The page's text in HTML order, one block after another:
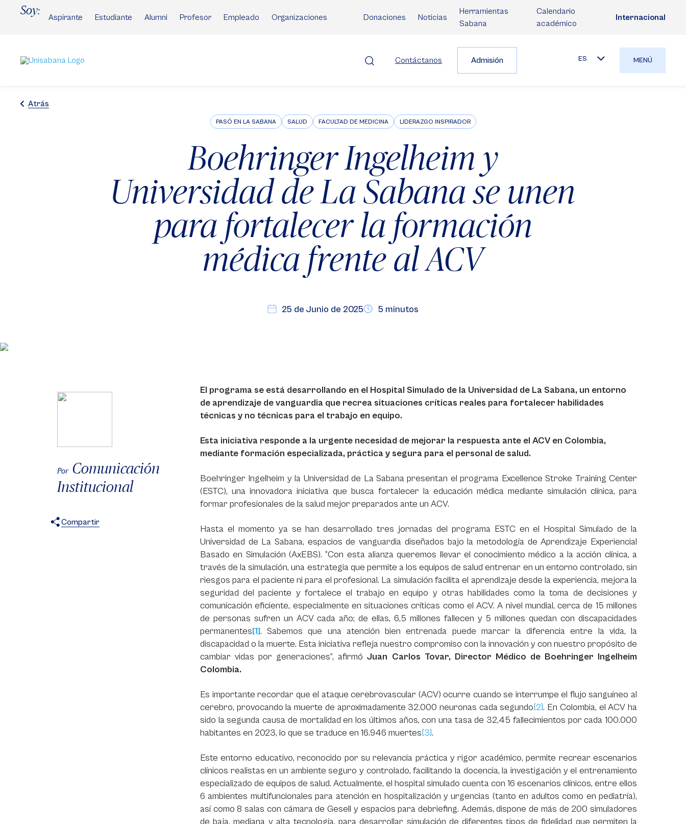
Soy:
Aspirante Estudiante Alumni Profesor Empleado Organizaciones Donaciones Noticias
Herramientas
Sabana
Calendario
académico
Internacional
Contáctanos Admisión ES MENÚ
Atrás
PASÓ EN LA SABANA SALUD FACULTAD DE MEDICINA LIDERAZGO INSPIRADOR
Boehringer Ingelheim y
Universidad de La Sabana se unen
para fortalecer la formación
médica frente al ACV
25 de Junio de 2025 5 minutos
Por Comunicación
Institucional
Compartir
El programa se está desarrollando en el Hospital Simulado de la Universidad de La Sabana, un entorno
de aprendizaje de vanguardia que recrea situaciones críticas reales para fortalecer habilidades
técnicas y no técnicas para el trabajo en equipo.
Esta iniciativa responde a la urgente necesidad de mejorar la respuesta ante el ACV en Colombia,
mediante formación especializada, práctica y segura para el personal de salud.
Boehringer Ingelheim y la Universidad de La Sabana presentan el programa Excellence Stroke Training Center
(ESTC), una innovadora iniciativa que busca fortalecer la educación médica mediante simulación clínica, para
formar profesionales de la salud mejor preparados ante un ACV.
Hasta el momento ya se han desarrollado tres jornadas del programa ESTC en el Hospital Simulado de la
Universidad de La Sabana, espacios de vanguardia diseñados bajo la metodología de Aprendizaje Experiencial
Basado en Simulación (AxEBS). “Con esta alianza queremos llevar el conocimiento médico a la acción clínica, a
través de la simulación, una estrategia que permite a los equipos de salud entrenar en un entorno controlado, sin
riesgos para el paciente ni para el profesional. La simulación facilita el aprendizaje desde la experiencia, mejora la
seguridad del paciente y fortalece el trabajo en equipo y otras habilidades como la toma de decisiones y
comunicación eficiente, especialmente en situaciones críticas como el ACV. A nivel mundial, cerca de 15 millones
de personas sufren un ACV cada año; de ellas, 6,5 millones fallecen y 5 millones quedan con discapacidades
permanentes[1]. Sabemos que una atención bien entrenada puede marcar la diferencia entre la vida, la
discapacidad o la muerte. Esta iniciativa refleja nuestro compromiso con la innovación y con nuestro propósito de
cambiar vidas por generaciones”, afirmóJuan Carlos Tovar, Director Médico de Boehringer Ingelheim
Colombia.
Es importante recordar que el ataque cerebrovascular (ACV) ocurre cuando se interrumpe el flujo sanguíneo al
cerebro, provocando la muerte de aproximadamente 32.000 neuronas cada segundo[2]. En Colombia, el ACV ha
sido la segunda causa de mortalidad en los últimos años, con una tasa de 32,45 fallecimientos por cada 100.000
habitantes en 2023, lo que se traduce en 16.946 muertes[3].
Este entorno educativo, reconocido por su relevancia práctica y rigor académico, permite recrear escenarios
clínicos realistas en un ambiente seguro y controlado, facilitando la docencia, la investigación y el entrenamiento
especializado de equipos de salud. Actualmente, el hospital simulado cuenta con 16 escenarios clínicos, entre ellos
6 ambientes multifuncionales para atención en hospitalización y urgencias (tanto en adultos como en pediatría),
así como 8 salas con cámara de Gesell y espacios para debriefing. Además, dispone de más de 200 simuladores
de baja, mediana y alta tecnología, para desarrollar simulación de diferentes tipos de fidelidad que permiten la